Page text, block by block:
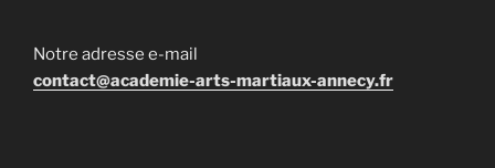
Notre adresse e-mail
contact@academie-arts-martiaux-annecy.fr